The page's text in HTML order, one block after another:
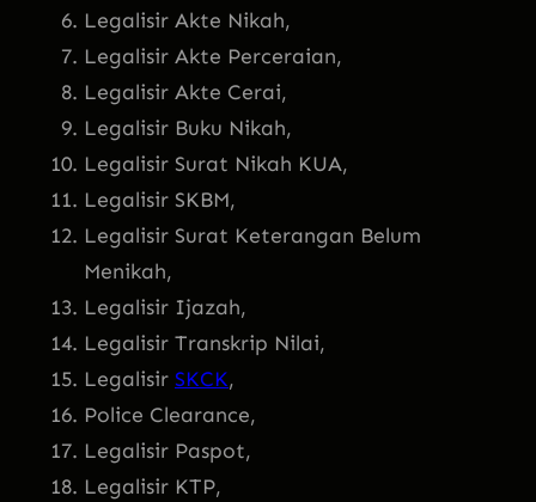
Legalisir Akte Nikah,
Legalisir Akte Perceraian,
Legalisir Akte Cerai,
Legalisir Buku Nikah,
Legalisir Surat Nikah KUA,
Legalisir SKBM,
Legalisir Surat Keterangan Belum
Menikah,
Legalisir Ijazah,
Legalisir Transkrip Nilai,
Legalisir SKCK,
Police Clearance,
Legalisir Paspot,
Legalisir KTP,